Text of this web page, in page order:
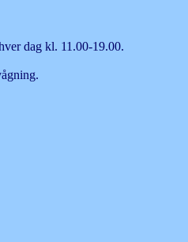
dag kl. 11.00-19.00.